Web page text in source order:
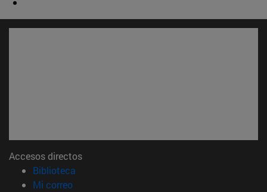
Accesos directos
Biblioteca
Mi correo(abre en nueva ventana)